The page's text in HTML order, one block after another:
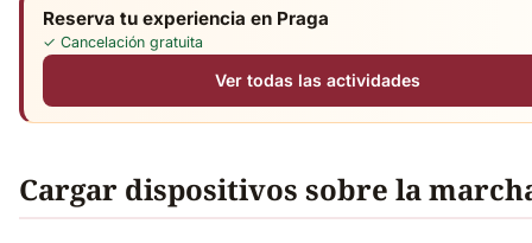
Reserva tu experiencia en Praga
✓ Cancelación gratuita
Ver todas las actividades
Cargar dispositivos sobre la